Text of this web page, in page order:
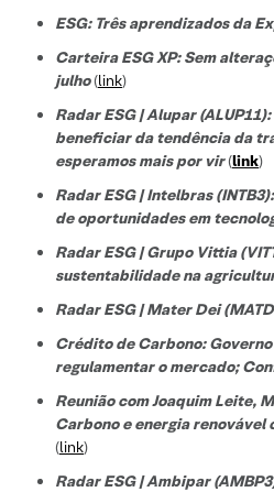
ESG: Três aprendizados da
Carteira ESG XP: Sem
julho(link)
Radar ESG | Alupar
beneficiar da tendência da
esperamos mais por vir(link)
Radar ESG | Intelbras (INTB3):
de oportunidades em
Radar ESG |Grupo Vittia
sustentabilidade na
Radar ESG | Mater Dei
Crédito de Carbono:
regulamentar o mercado;
Reunião com Joaquim Leite,
Carbono e energia renovável
(link)
Radar ESG | Ambipar